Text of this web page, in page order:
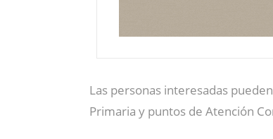
Las personas interesadas pueden
Primaria y puntos de Atención